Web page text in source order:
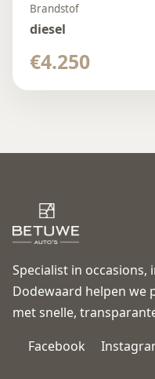
Brandstof
diesel
€4.250
Specialist in
Dodewaard helpen we
met snelle,
Facebook